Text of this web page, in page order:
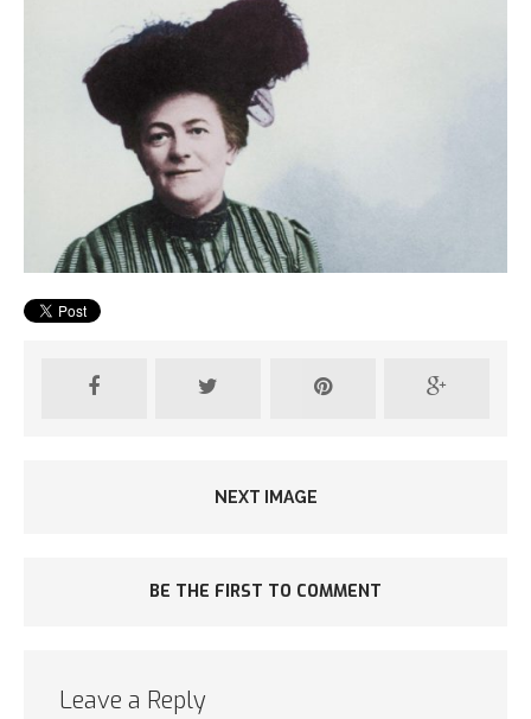
NEXT IMAGE
BE THE FIRST TO COMMENT
Leave a Reply